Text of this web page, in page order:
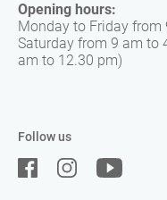
Follow us
Opening hours:
Monday to Friday from
Saturday from 9 am to
am to 12.30 pm)